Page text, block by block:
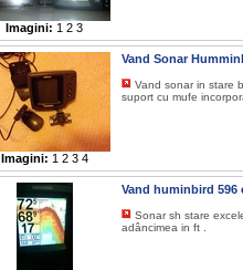
Imagini: 1 2 3
Imagini: 1 2 3 4
Vand Sonar
Vand sonar in stare
suport cu mufe
Vand huminbird
Sonar sh stare
adâncimea in ft .